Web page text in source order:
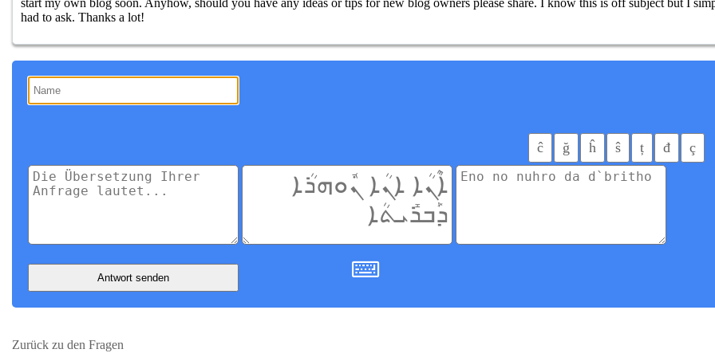
start my own blog soon. Anyhow, should you have any ideas or tips for new blog owners please share. I know this is off subject but I
had to ask. Thanks a lot!
ĉ ğ ĥ ŝ ț đ ç
Antwort senden
Zurück zu den Fragen